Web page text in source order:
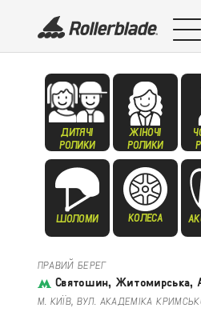
ДИТЯЧІ
РОЛИКИ
ЖІНОЧІ
РОЛИКИ
ШОЛОМИ КОЛЕСА
ПРАВИЙ БЕРЕГ
Святошин, Житомирська,
М. КИЇВ, ВУЛ. АКАДЕМІКА